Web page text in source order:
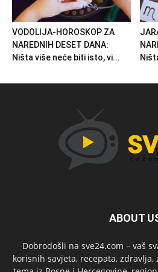
VODOLIJA-HOROSKOP ZA
NAREDNIH DESET DANA:
Ništa više neće biti isto, vi...
ABOUT
Dobrodošli na sve24.com – vaš
korisnih savjeta, recepata,